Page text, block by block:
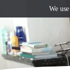
We use